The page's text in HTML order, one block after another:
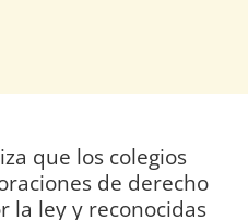
que los colegios
de derecho
la ley y reconocidas